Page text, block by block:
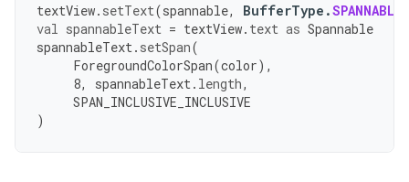
textView. setText(spannable, BufferType .SPANNABLE
val
spannableText = textView. text as Spannable
spannableText . setSpan(
ForegroundColorSpan(color),
8, spannableText . length,
SPAN_INCLUSIVE_INCLUSIVE
)